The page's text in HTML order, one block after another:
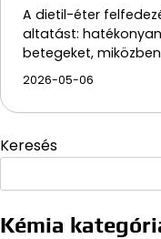
A dietil-éter
altatást:
betegeket,
2026-05-06
Keresés
Kémia